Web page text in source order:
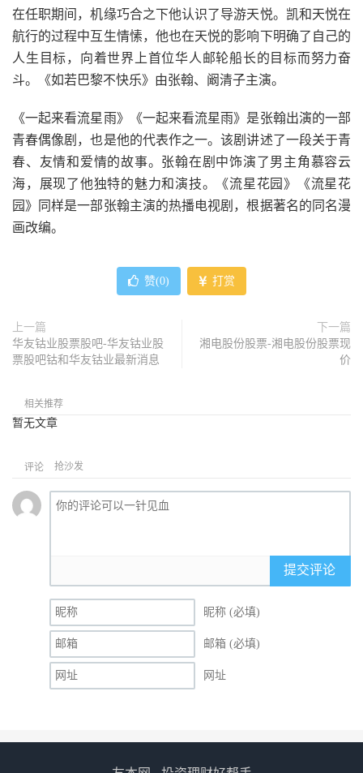
在任职期间，机缘巧合之下他认识了导游天悦。凯和天悦在
航行的过程中互生情愫，他也在天悦的影响下明确了自己的
人生目标，向着世界上首位华人邮轮船长的目标而努力奋
斗。《如若巴黎不快乐》由张翰、阚清子主演。
《一起来看流星雨》《一起来看流星雨》是张翰出演的一部
青春偶像剧，也是他的代表作之一。该剧讲述了一段关于青
春、友情和爱情的故事。张翰在剧中饰演了男主角慕容云
海，展现了他独特的魅力和演技。《流星花园》《流星花
园》同样是一部张翰主演的热播电视剧，根据著名的同名漫
画改编。
赞(0) 打赏
上一篇
华友钴业股票股吧-华友钴业股
票股吧钴和华友钴业最新消息
下一篇
湘电股份股票-湘电股份股票现
价
相关推荐
暂无文章
评论 抢沙发
提交评论
昵称 (必填)
邮箱 (必填)
网址